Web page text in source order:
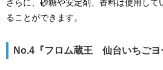
さらに、砂糖や安定剤、香料は使用して
ることができます。
No.4『フロム蔵王 仙台いちごヨ